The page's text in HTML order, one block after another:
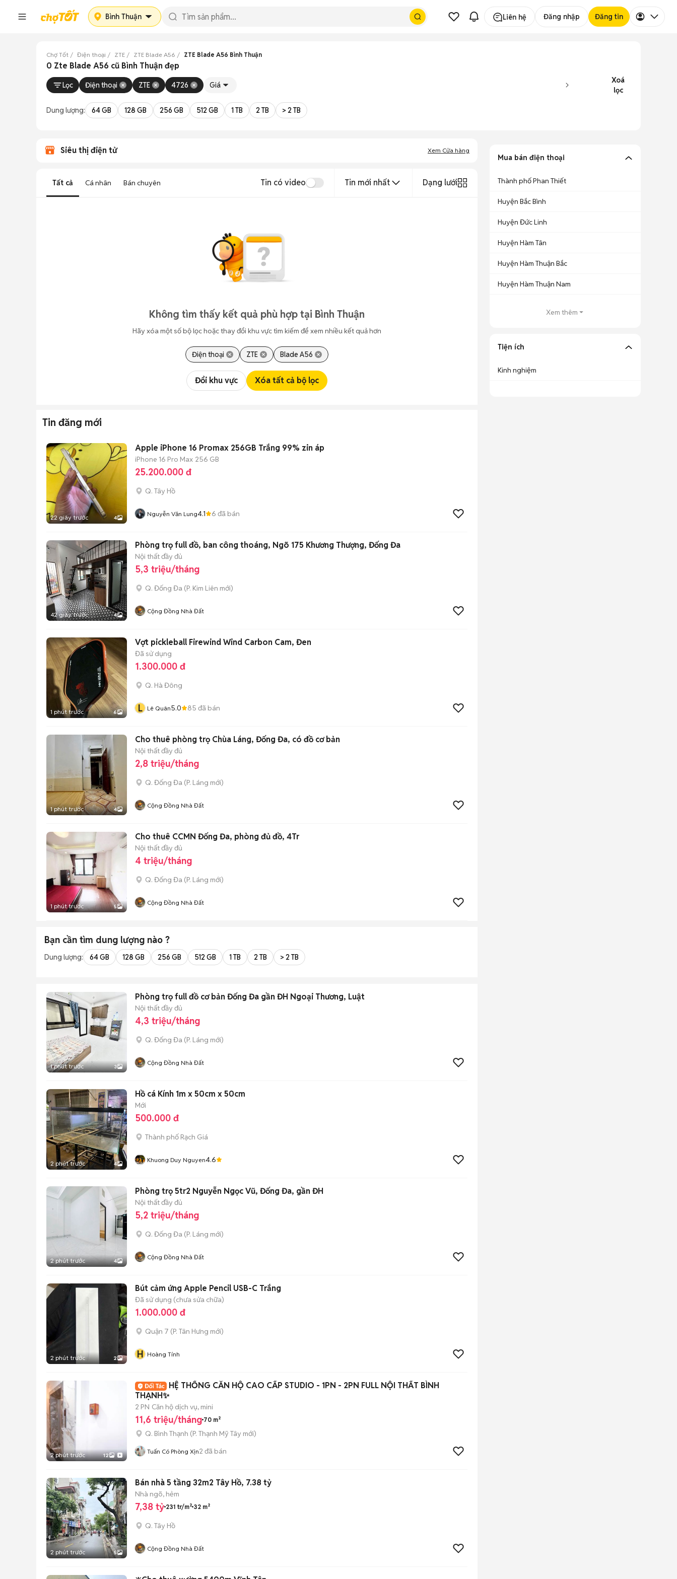
Bình Thuận Liên hệ Đăng nhập Đăng tin
Chợ Tốt Điện thoại ZTE ZTE Blade A56 ZTE Blade A56 Bình Thuận
0 Zte Blade A56 cũ Bình Thuận đẹp
Lọc Điện thoại ZTE 4726 Giá
Xoá
lọc
Dung lượng: 64 GB 128 GB 256 GB 512 GB 1 TB 2 TB > 2 TB
Siêu thị điện tử Xem Cửa hàng
Tất cả Cá nhân Bán chuyên Tin có video Tin mới nhất Dạng lưới
Không tìm thấy kết quả phù hợp tại Bình Thuận
Hãy xóa một số bộ lọc hoặc thay đổi khu vực tìm kiếm để xem nhiều kết quả hơn
Điện thoại ZTE Blade A56
Đổi khu vực Xóa tất cả bộ lọc
Tin đăng mới
22 giây trước 4
Apple iPhone 16 Promax 256GB Trắng 99% zin áp
iPhone 16 Pro Max 256 GB
25.200.000 đ
Q. Tây Hồ
Nguyễn Văn Lung4.1 6 đã bán
42 giây trước 4
Phòng trọ full đồ, ban công thoáng, Ngõ 175 Khương Thượng, Đống Đa
Nội thất đầy đủ
5,3 triệu/tháng
Q. Đống Đa (P. Kim Liên mới)
Cộng Đồng Nhà Đất
1 phút trước 6
Vợt pickleball Firewind Wind Carbon Cam, Đen
Đã sử dụng
1.300.000 đ
Q. Hà Đông
L Lê Quân5.0 85 đã bán
1 phút trước 4
Cho thuê phòng trọ Chùa Láng, Đống Đa, có đồ cơ bản
Nội thất đầy đủ
2,8 triệu/tháng
Q. Đống Đa (P. Láng mới)
Cộng Đồng Nhà Đất
1 phút trước 5
Cho thuê CCMN Đống Đa, phòng đủ đồ, 4Tr
Nội thất đầy đủ
4 triệu/tháng
Q. Đống Đa (P. Láng mới)
Cộng Đồng Nhà Đất
Bạn cần tìm dung lượng nào ?
Dung lượng: 64 GB 128 GB 256 GB 512 GB 1 TB 2 TB > 2 TB
1 phút trước 3
Phòng trọ full đồ cơ bản Đống Đa gần ĐH Ngoại Thương, Luật
Nội thất đầy đủ
4,3 triệu/tháng
Q. Đống Đa (P. Láng mới)
Cộng Đồng Nhà Đất
2 phút trước 4
Hồ cá Kính 1m x 50cm x 50cm
Mới
500.000 đ
Thành phố Rạch Giá
Khuong Duy Nguyen4.6
2 phút trước 4
Phòng trọ 5tr2 Nguyễn Ngọc Vũ, Đống Đa, gần ĐH
Nội thất đầy đủ
5,2 triệu/tháng
Q. Đống Đa (P. Láng mới)
Cộng Đồng Nhà Đất
2 phút trước 2
Bút cảm ứng Apple Pencil USB-C Trắng
Đã sử dụng (chưa sửa chữa)
1.000.000 đ
Quận 7 (P. Tân Hưng mới)
H Hoàng Tính
2 phút trước 12
HỆ THỐNG CĂN HỘ CAO CẤP STUDIO - 1PN - 2PN FULL NỘI THẤT BÌNH
THẠNH✨️
2 PN Căn hộ dịch vụ, mini
11,6 triệu/tháng 70 m²
Q. Bình Thạnh (P. Thạnh Mỹ Tây mới)
Tuấn Có Phòng Xịn2 đã bán
2 phút trước 5
Bán nhà 5 tầng 32m2 Tây Hồ, 7.38 tỷ
Nhà ngõ, hẻm
7,38 tỷ 231 tr/m² 32 m²
Q. Tây Hồ
Cộng Đồng Nhà Đất
Mua bán điện thoại
Thành phố Phan Thiết
Huyện Bắc Bình
Huyện Đức Linh
Huyện Hàm Tân
Huyện Hàm Thuận Bắc
Huyện Hàm Thuận Nam
Xem thêm
Tiện ích
Kinh nghiệm